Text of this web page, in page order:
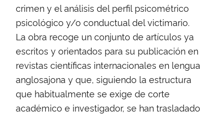
crimen y el análisis del perfil psicométrico
psicológico y/o conductual del victimario.
La obra recoge un conjunto de artículos ya
escritos y orientados para su publicación en
revistas científicas internacionales en lengua
anglosajona y que, siguiendo la estructura
que habitualmente se exige de corte
académico e investigador, se han trasladado